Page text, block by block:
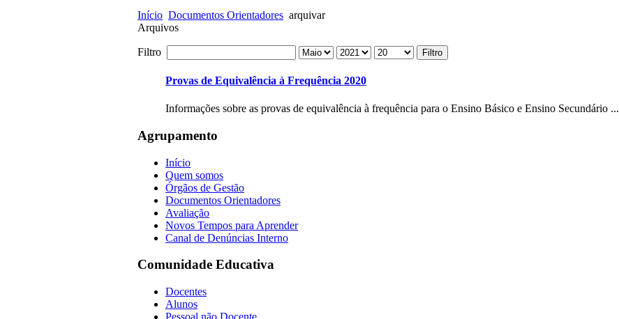
Início Documentos Orientadores arquivar
Arquivos
Filtro Filtro
Provas de Equivalência à Frequência 2020
Informações sobre as provas de equivalência à frequência para o Ensino Básico e Ensino Secundário ...
Agrupamento
Início
Quem somos
Órgãos de Gestão
Documentos Orientadores
Avaliação
Novos Tempos para Aprender
Canal de Denúncias Interno
Comunidade Educativa
Docentes
Alunos